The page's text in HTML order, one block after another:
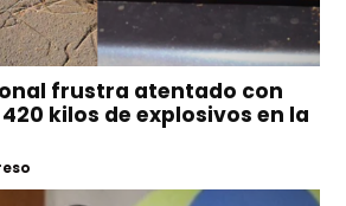
frustra atentado con
kilos de explosivos en la